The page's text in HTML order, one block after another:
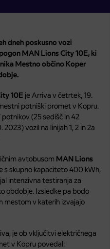
dneh poskusno vozi
MAN Lions City 10E, ki
Mestno občino Koper
10E je Arriva v četrtek, 19.
potniški promet v Kopru.
(25 sedišč in 42
vozil na linijah 1, 2 in 2a
avtobusom MAN Lions
s skupno kapaciteto 400 kWh,
intenzivna testiranja za
obdobje. Izsledke pa bodo
mestom v katerih izvajajo
je ob vključitvi električnega
v Kopru povedal: